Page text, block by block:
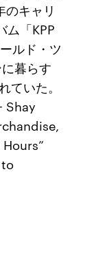
のキャリ
ム「KPP
ルド・ツ
暮らす
ていた。
Shay